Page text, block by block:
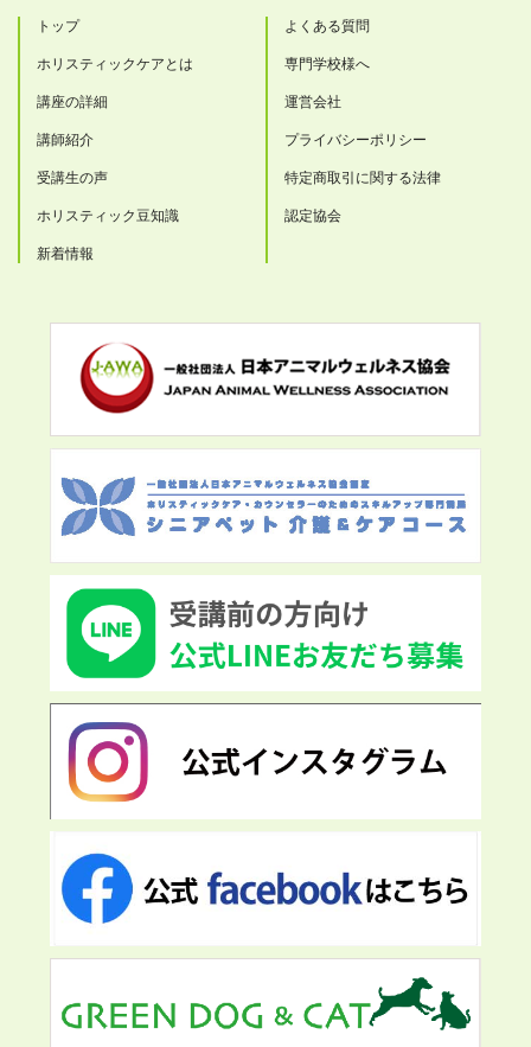
トップ
ホリスティックケアとは
講座の詳細
講師紹介
受講生の声
ホリスティック豆知識
新着情報
よくある質問
専門学校様へ
運営会社
プライバシーポリシー
特定商取引に関する法律
認定協会